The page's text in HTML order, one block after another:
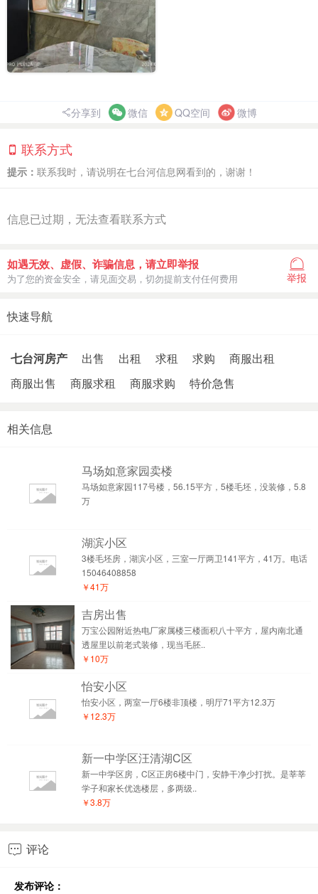
分享到 微信 QQ空间 微博
联系方式
提示： 联系我时，请说明在七台河信息网看到的，谢谢！
信息已过期，无法查看联系方式
如遇无效、虚假、诈骗信息，请立即举报
为了您的资金安全，请见面交易，切勿提前支付任何费用 举报
快速导航
七台河房产 出售 出租 求租 求购
商服出租
商服出售
商服求租 商服求购 特价急售
相关信息
马场如意家园卖楼
马场如意家园117号楼，56.15平方，5楼毛坯，没装修，5.8
万
湖滨小区
3楼毛坯房，湖滨小区，三室一厅两卫141平方，41万。电话
15046408858
￥41万
吉房出售
万宝公园附近热电厂家属楼三楼面积八十平方，屋内南北通
透屋里以前老式装修，现当毛胚..
￥10万
怡安小区
怡安小区，两室一厅6楼非顶楼，明厅71平方12.3万
￥12.3万
新一中学区汪清湖C区
新一中学区房，C区正房6楼中门，安静干净少打扰。是莘莘
学子和家长优选楼层，多两级..
￥3.8万
 评论
发布评论：